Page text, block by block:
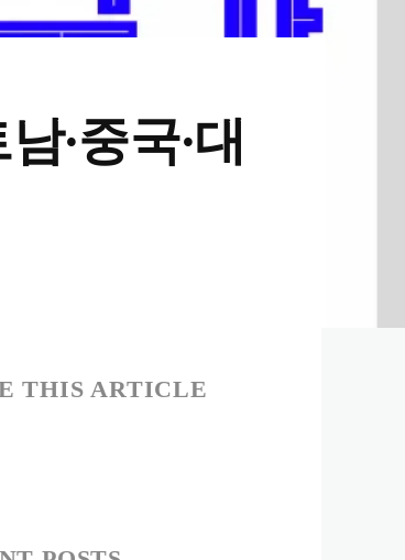
∙중국∙대
THIS ARTICLE